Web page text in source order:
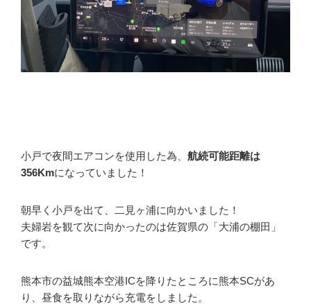
小戸で夜間エアコンを使用した為、 航続可能距離は
356Kmになっていました！
朝早く小戸を出て、二見ヶ浦に向かいました！
夫婦岩を観て次に向かったのは佐賀県の「大浦の棚田」
です。
熊本市の益城熊本空港ICを降りたところに熊本SCがあ
り、昼食を取りながら充電をしました。